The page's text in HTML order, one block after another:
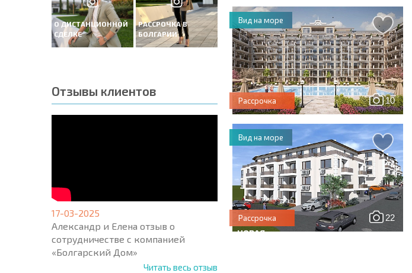
О ДИСТАНЦИОННОЙ
СДЕЛКЕ
РАССРОЧКА В
БОЛГАРИИ
Отзывы клиентов
17-03-2025
Александр и Елена отзыв о
сотрудничестве с компанией
«Болгарский Дом»
Читать весь отзыв
10
Рассрочка
Вид на море
22
Рассрочка
Вид на море
НОВАЯ